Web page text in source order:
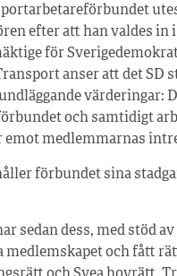
efter att han valdes in
för
anser att det SD
värderingar:
och samtidigt
emot medlemmarnas
förbundet sina
sedan dess, med stöd
medlemskapet och fått